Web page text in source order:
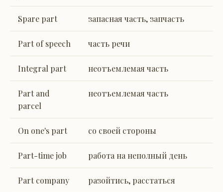
Spare part запасная часть, запчасть
Part of speech часть речи
Integral part неотъемлемая часть
Part and
parcel
неотъемлемая часть
On one's part со своей стороны
Part-time job работа на неполный день
Part company разойтись, расстаться